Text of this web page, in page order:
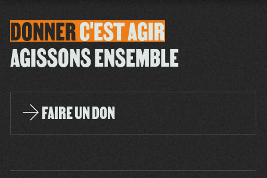
DONNERC'ESTAGIR
AGISSONS ENSEMBLE
FAIRE UN DON